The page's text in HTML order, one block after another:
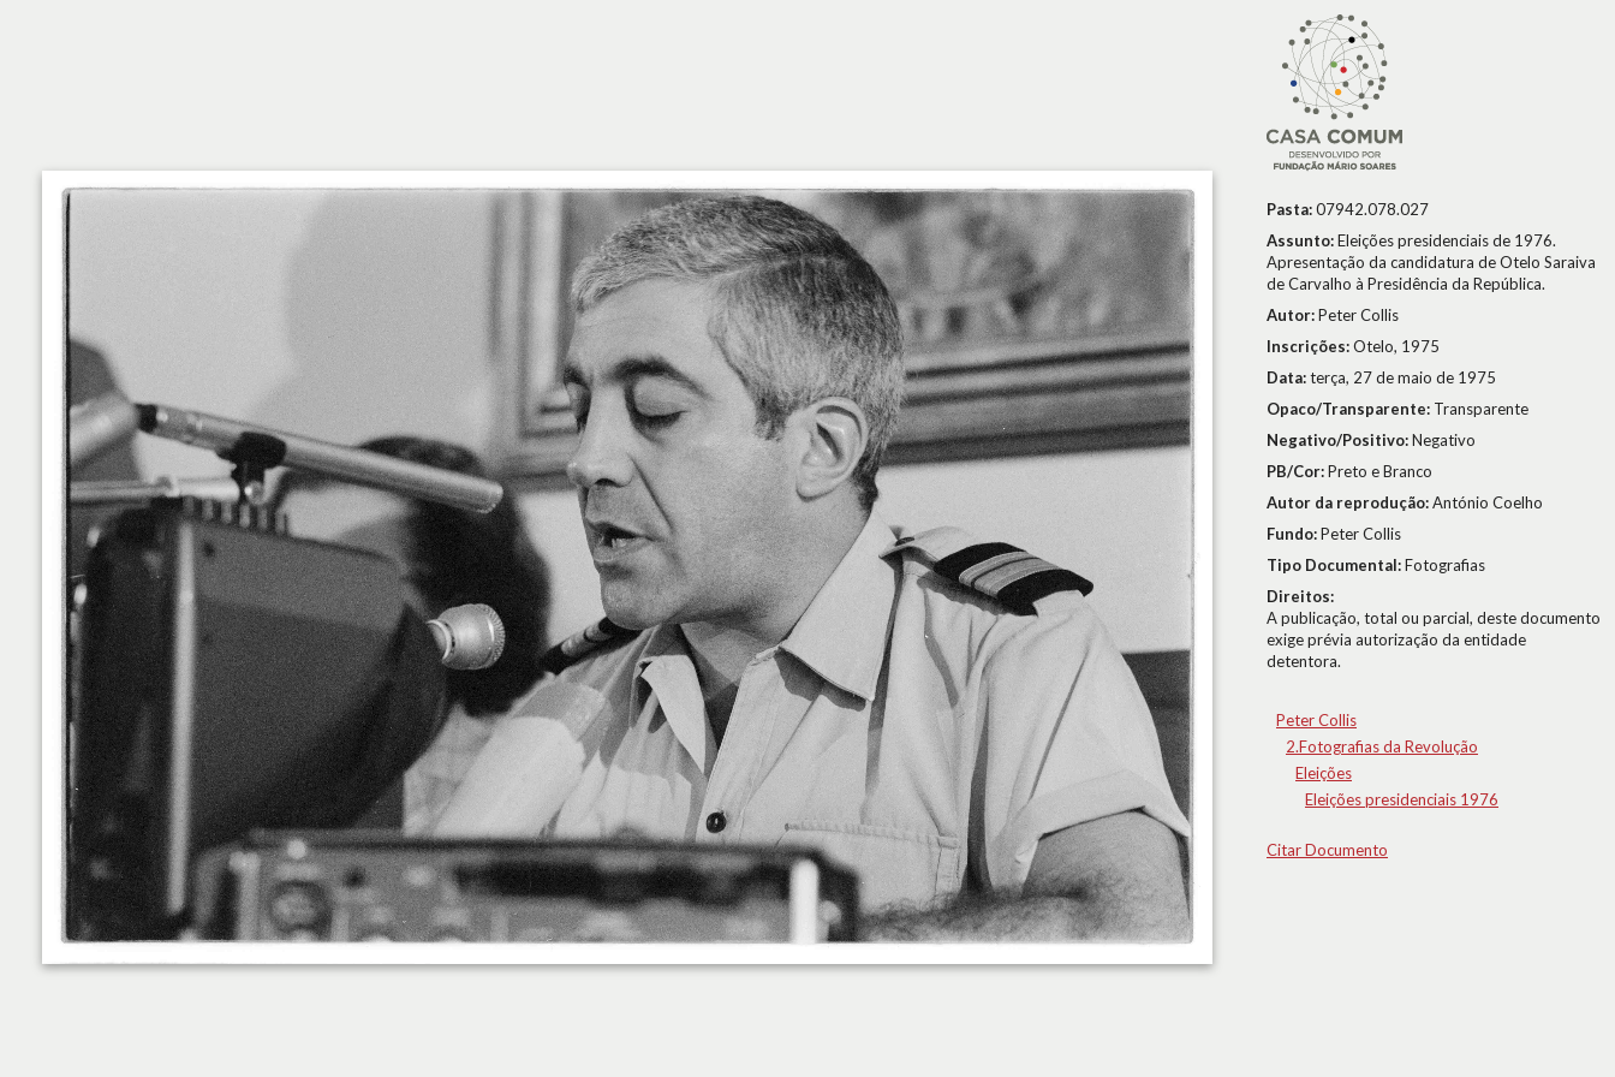
Pasta:07942.078.027
Assunto:Eleições presidenciais de 1976.
Apresentação da candidatura de Otelo Saraiva
de Carvalho à Presidência da República.
Autor:Peter Collis
Inscrições:Otelo, 1975
Data:terça, 27 de maio de 1975
Opaco/Transparente: Transparente
Negativo/Positivo:Negativo
PB/Cor:Preto e Branco
Autor da reprodução:António Coelho
Fundo:Peter Collis
Tipo Documental:Fotografias
Direitos:
A publicação, total ou parcial, deste documento
exige prévia autorização da entidade
detentora.
Peter Collis
2.Fotografias da Revolução
Eleições
Eleições presidenciais 1976
Citar Documento